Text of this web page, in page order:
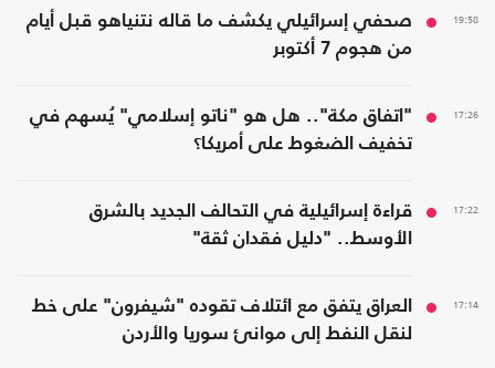
19:58
صحفي إسرائيلي يكشف ما قاله نتنياهو قبل أيام
من هجوم 7 أكتوبر
17:26
"اتفاق مكة".. هل هو "ناتو إسلامي" يُسهم في
تخفيف الضغوط على أمريكا؟
17:22
قراءة إسرائيلية في التحالف الجديد بالشرق
الأوسط.. "دليل فقدان ثقة"
17:14
العراق يتفق مع ائتلاف تقوده "شيفرون" على خط
لنقل النفط إلى موانئ سوريا والأردن